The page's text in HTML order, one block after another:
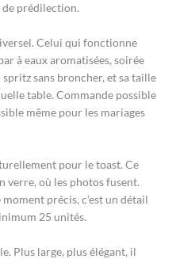
de prédilection.
Celui qui fonctionne
à eaux aromatisées, soirée
sans broncher, et sa taille
table. Commande possible
même pour les mariages
pour le toast. Ce
verre, où les photos fusent.
précis, c’est un détail
25 unités.
Plus large, plus élégant, il